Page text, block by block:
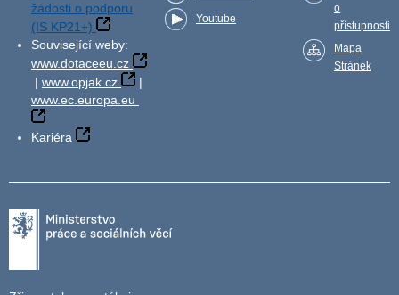
žádosti o podporu
(IS KP21+)
Související weby:
www.dotaceeu.cz
| www.opjak.cz
|
www.ec.europa.eu
Kariéra
Youtube
o
přístupnosti
Mapa
Stránek